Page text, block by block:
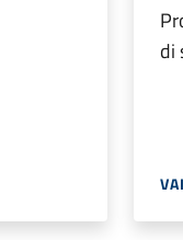
di